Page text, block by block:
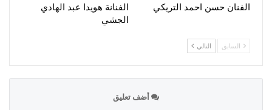
الفنان حسن احمد التريكي
الفنانة هويدا عبد الهادي
الجشي
السابق التالي
أضف تعليق